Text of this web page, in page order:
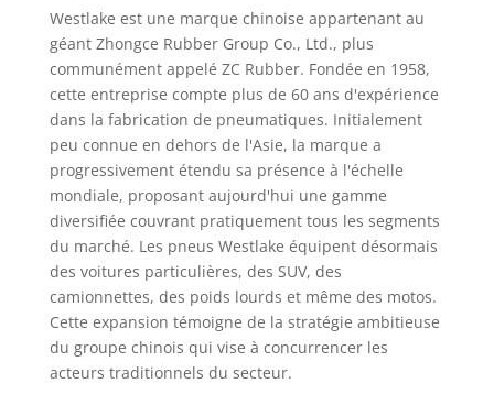
Westlake est une marque chinoise appartenant au
géant Zhongce Rubber Group Co., Ltd., plus
communément appelé ZC Rubber. Fondée en 1958,
cette entreprise compte plus de 60 ans d'expérience
dans la fabrication de pneumatiques. Initialement
peu connue en dehors de l'Asie, la marque a
progressivement étendu sa présence à l'échelle
mondiale, proposant aujourd'hui une gamme
diversifiée couvrant pratiquement tous les segments
du marché. Les pneus Westlake équipent désormais
des voitures particulières, des SUV, des
camionnettes, des poids lourds et même des motos.
Cette expansion témoigne de la stratégie ambitieuse
du groupe chinois qui vise à concurrencer les
acteurs traditionnels du secteur.